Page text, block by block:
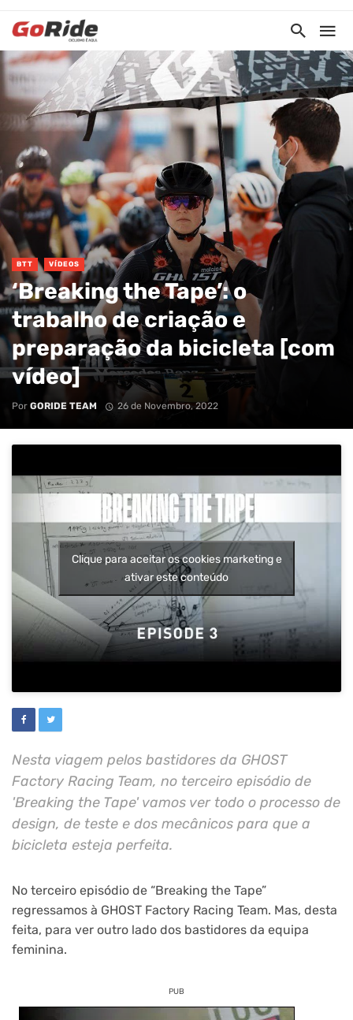
BTT VÍDEOS
‘Breaking the Tape’: o
trabalho de criação e
preparação da bicicleta [com
vídeo]
Por GORIDE TEAM 26 de Novembro, 2022
Clique para aceitar os cookies marketing e
ativar este conteúdo
Nesta viagem pelos bastidores da GHOST
Factory Racing Team, no terceiro episódio de
'Breaking the Tape' vamos ver todo o processo de
design, de teste e dos mecânicos para que a
bicicleta esteja perfeita.
No terceiro episódio de “Breaking the Tape”
regressamos à GHOST Factory Racing Team. Mas, desta
feita, para ver outro lado dos bastidores da equipa
feminina.
PUB